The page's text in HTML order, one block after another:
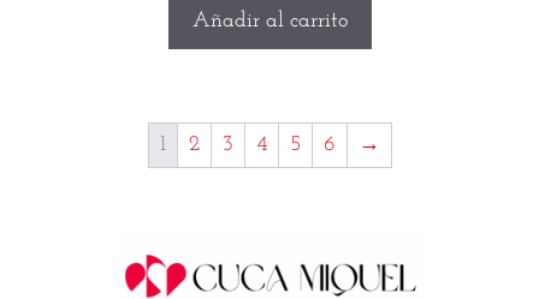
Añadir al carrito
1 2 3 4 5 6 →